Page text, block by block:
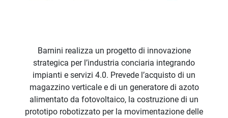
Barnini realizza un progetto di innovazione
strategica per l’industria conciaria integrando
impianti e servizi 4.0. Prevede l’acquisto di un
magazzino verticale e di un generatore di azoto
alimentato da fotovoltaico, la costruzione di un
prototipo robotizzato per la movimentazione delle